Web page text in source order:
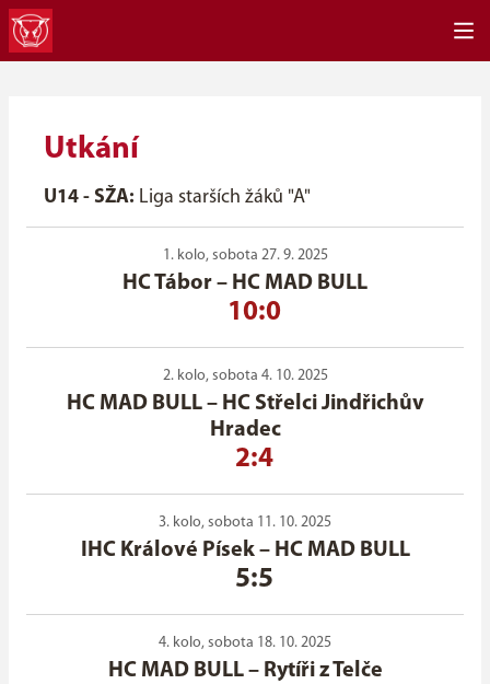
Utkání
U14 - SŽA: Liga starších žáků "A"
1. kolo, sobota 27. 9. 2025
HC Tábor – HC MAD BULL
10:0
2. kolo, sobota 4. 10. 2025
HC MAD BULL– HC Střelci Jindřichův
Hradec
2:4
3. kolo, sobota 11. 10. 2025
IHC Králové Písek– HC MAD BULL
5:5
4. kolo, sobota 18. 10. 2025
HC MAD BULL– Rytíři z Telče